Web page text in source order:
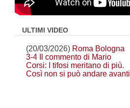
ULTIMI VIDEO
(20/03/2026) Roma Bologna
3-4 Il commento di Mario
Corsi: I tifosi meritano di più.
Così non si può andare avanti